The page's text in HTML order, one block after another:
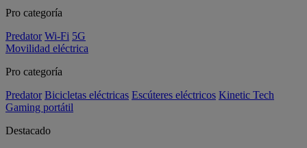
Pro categoría
Predator Wi-Fi 5G
Movilidad eléctrica
Pro categoría
Predator Bicicletas eléctricas Escúteres eléctricos Kinetic Tech
Gaming portátil
Destacado